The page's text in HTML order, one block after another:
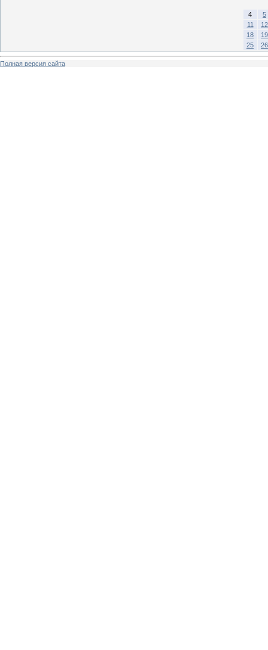
4
5
11
12
18
19
25
26
Полная версия сайта